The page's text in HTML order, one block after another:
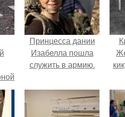
Принцесса дании
Изабелла пошла
служить в армию.